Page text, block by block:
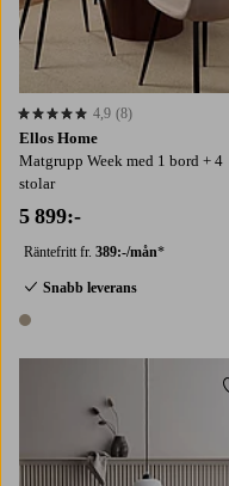
Ellos Home
Matgrupp Week med 1 bord + 4
stolar
5 899:-
Räntefritt fr. 389:-/mån*
Snabb leverans
1 färg
4,9 baserat på 8 st betyg
4,9 (8)